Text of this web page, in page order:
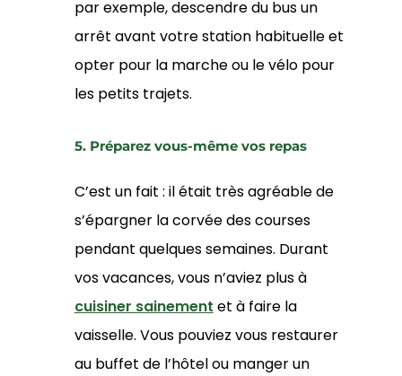
par exemple, descendre du bus un
arrêt avant votre station habituelle et
opter pour la marche ou le vélo pour
les petits trajets.
5. Préparez vous-même vos repas
C’est un fait : il était très agréable de
s’épargner la corvée des courses
pendant quelques semaines. Durant
vos vacances, vous n’aviez plus à
cuisiner sainement et à faire la
vaisselle. Vous pouviez vous restaurer
au buffet de l’hôtel ou manger un